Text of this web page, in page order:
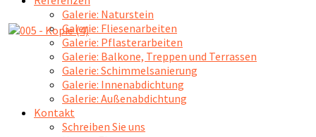
Galerie: Naturstein
Galerie: Fliesenarbeiten
Galerie: Pflasterarbeiten
Galerie: Balkone, Treppen und Terrassen
Galerie: Schimmelsanierung
Galerie: Innenabdichtung
Galerie: Außenabdichtung
Kontakt
Schreiben Sie uns